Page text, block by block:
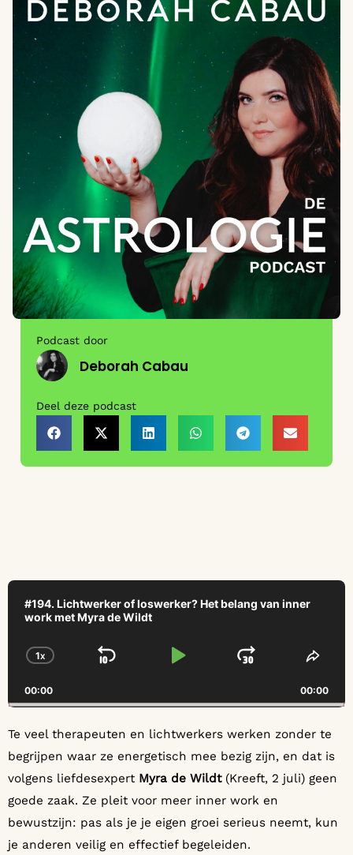
Podcast door
Deborah Cabau
Deel deze podcast
Audio
Player
#194. Lichtwerker of loswerker? Het belang van inner
work met Myra de Wildt
CHANGE PLAYBACK RATE
1X SKIP BACKWARD
PLAY PAUSE
JUMP
00:00 00:00
Te veel therapeuten en lichtwerkers werken zonder te
begrijpen waar ze energetisch mee bezig zijn, en dat is
volgens liefdesexpert Myra de Wildt(Kreeft, 2 juli) geen
goede zaak. Ze pleit voor meer inner work en
bewustzijn: pas als je je eigen groei serieus neemt, kun
je anderen veilig en effectief begeleiden.